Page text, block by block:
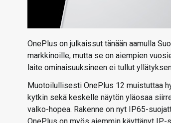
OnePlus on julkaissut tänään aamulla
markkinoille, mutta se on aiempien
laite ominaisuuksineen ei tullut
Muotoilullisesti OnePlus 12 muistuttaa
kytkin sekä keskelle näytön yläosaa
valko-hopea. Rakenne on nyt IP65-